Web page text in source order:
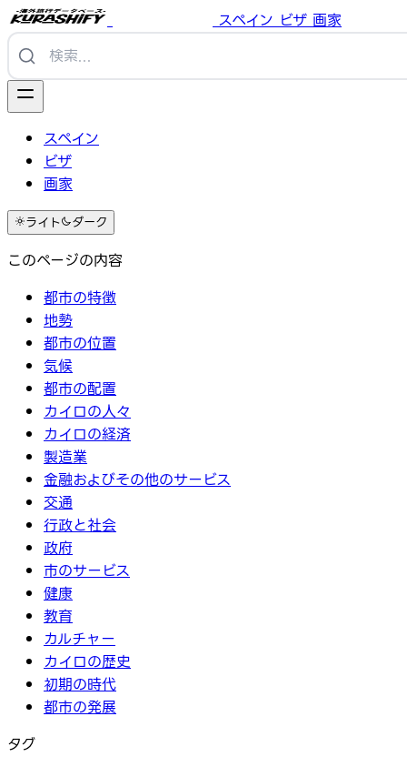
スペイン ビザ 画家
スペイン
ビザ
画家
ライト ダーク
このページの内容
都市の特徴
地勢
都市の位置
気候
都市の配置
カイロの人々
カイロの経済
製造業
金融およびその他のサービス
交通
行政と社会
政府
市のサービス
健康
教育
カルチャー
カイロの歴史
初期の時代
都市の発展
タグ